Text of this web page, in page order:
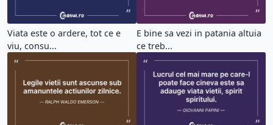
Viata este o ardere, tot ce e
viu, consu...
E bine sa vezi in patania altuia
ce treb...